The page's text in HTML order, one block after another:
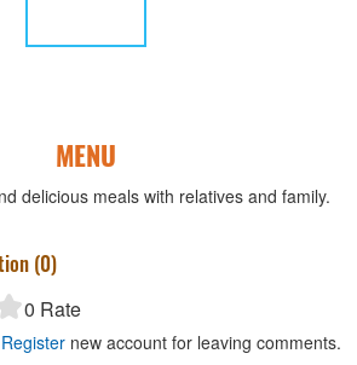
MENU
delicious meals with relatives and family.
(0)
0 Rate
Register new account for leaving comments.